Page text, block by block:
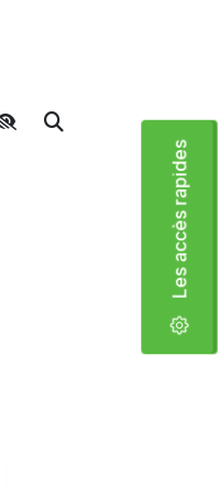
Moteur de
Les accès rapides
Accéder aux liens rapides